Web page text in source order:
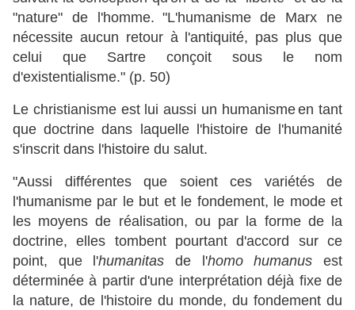
"nature" de l'homme. "L'humanisme de Marx ne
nécessite aucun retour à l'antiquité, pas plus que
celui que Sartre conçoit sous le nom
d'existentialisme." (p. 50)
Le christianisme est lui aussi un humanismeen tant
que doctrine dans laquelle l'histoire de l'humanité
s'inscrit dans l'histoire du salut.
"Aussi différentes que soient ces variétés de
l'humanisme par le but et le fondement, le mode et
les moyens de réalisation, ou par la forme de la
doctrine, elles tombent pourtant d'accord sur ce
point, que l'humanitas de l'homo humanus est
déterminée à partir d'une interprétation déjà fixe de
la nature, de l'histoire du monde, du fondement du